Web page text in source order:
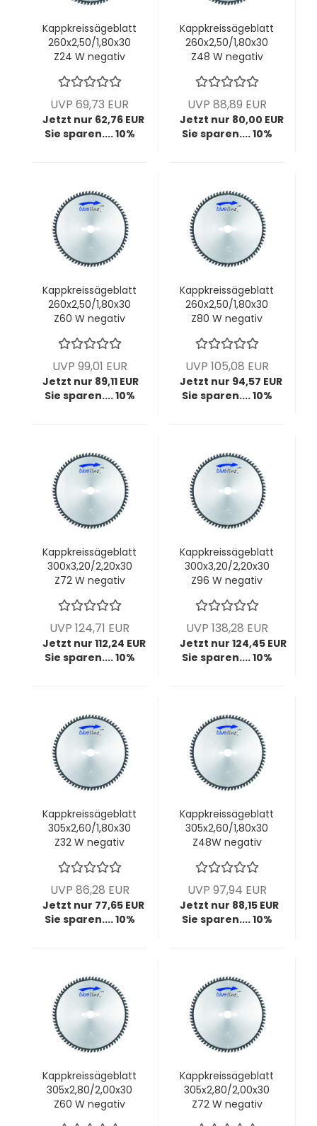
Kappkreissägeblatt
260x2,50/1,80x30
Z24 W negativ
UVP 69,73 EUR
Jetzt nur 62,76 EUR
Sie sparen.... 10%
Kappkreissägeblatt
260x2,50/1,80x30
Z48 W negativ
UVP 88,89 EUR
Jetzt nur 80,00 EUR
Sie sparen.... 10%
Kappkreissägeblatt
260x2,50/1,80x30
Z60 W negativ
Maschine)
UVP 99,01 EUR
Jetzt nur 89,11 EUR
Sie sparen.... 10%
Kappkreissägeblatt
260x2,50/1,80x30
Z80 W negativ
Maschine)
UVP 105,08 EUR
Jetzt nur 94,57 EUR
Sie sparen.... 10%
Kappkreissägeblatt
300x3,20/2,20x30
Z72 W negativ
UVP 124,71 EUR
Jetzt nur 112,24 EUR
Sie sparen.... 10%
Kappkreissägeblatt
300x3,20/2,20x30
Z96 W negativ
UVP 138,28 EUR
Jetzt nur 124,45 EUR
Sie sparen.... 10%
Kappkreissägeblatt
305x2,60/1,80x30
Z32 W negativ
UVP 86,28 EUR
Jetzt nur 77,65 EUR
Sie sparen.... 10%
Kappkreissägeblatt
305x2,60/1,80x30
Z48W negativ
UVP 97,94 EUR
Jetzt nur 88,15 EUR
Sie sparen.... 10%
Kappkreissägeblatt
305x2,80/2,00x30
Z60 W negativ
Kappkreissägeblatt
305x2,80/2,00x30
Z72 W negativ